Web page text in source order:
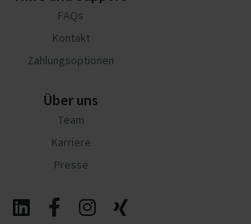
FAQs
Kontakt
Zahlungsoptionen
Über uns
Team
Karriere
Presse